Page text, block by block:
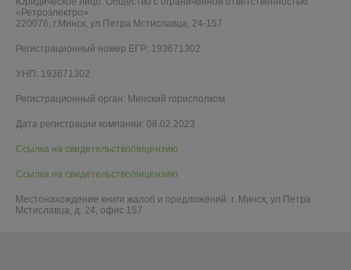
«Ретроэлектро»
220076, г.Минск, ул.Петра Мстиславца, 24-157
Регистрационный номер ЕГР: 193671302
УНП: 193671302
Регистрационный орган: Минский горисполком
Дата регистрации компании: 08.02.2023
Ссылка на свидетельство/лицензию
Ссылка на свидетельство/лицензию
Местонахождение книги жалоб и предложений: г. Минск, ул.Петра
Мстиславца, д. 24, офис 157